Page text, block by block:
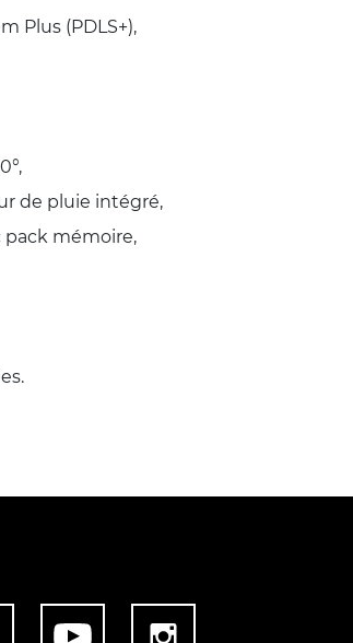
Plus (PDLS+),
de pluie intégré,
pack mémoire,